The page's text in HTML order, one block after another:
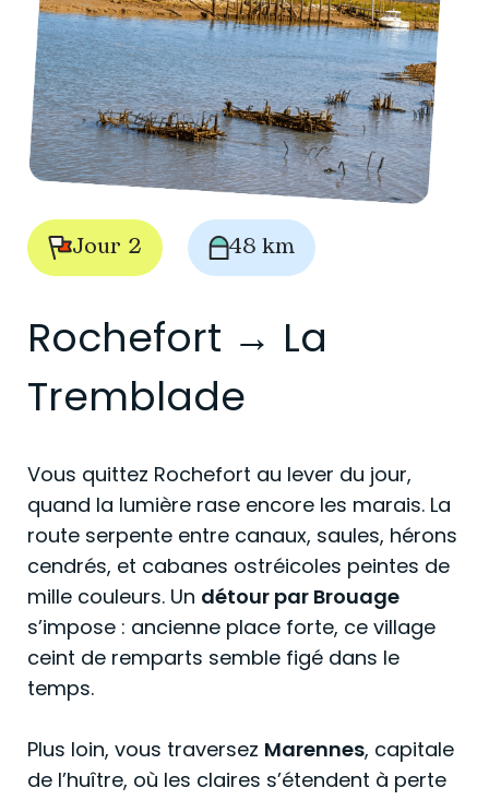
Jour 2 48 km
Rochefort → La
Tremblade
Vous quittez Rochefort au lever du jour,
quand la lumière rase encore les marais. La
route serpente entre canaux, saules, hérons
cendrés, et cabanes ostréicoles peintes de
mille couleurs. Un détour par Brouage
s’impose : ancienne place forte, ce village
ceint de remparts semble figé dans le
temps.
Plus loin, vous traversez Marennes, capitale
de l’huître, où les claires s’étendent à perte